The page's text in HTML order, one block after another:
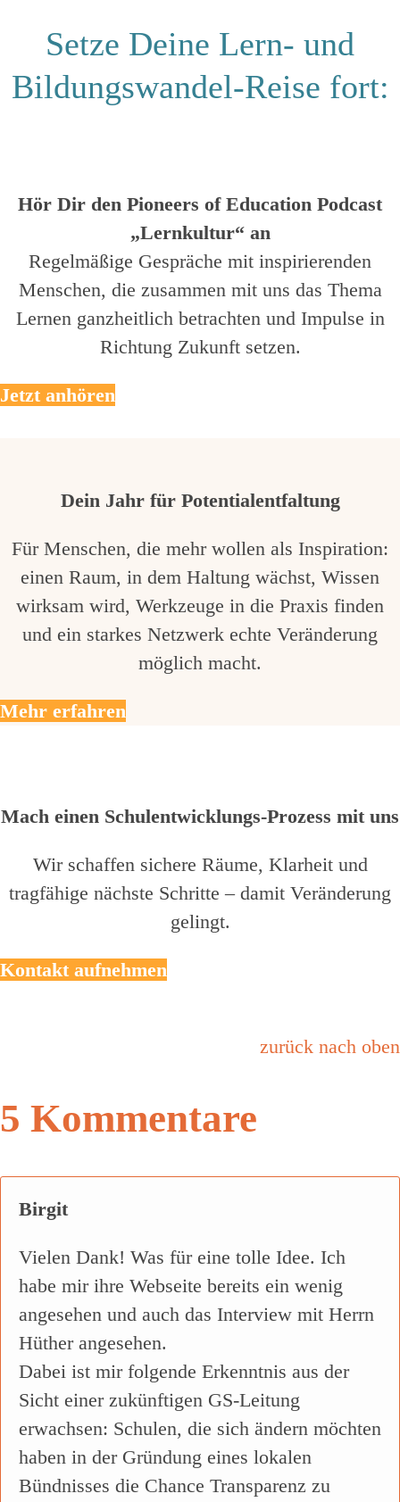
Setze Deine Lern- und
Bildungswandel-Reise fort:
Hör Dir den Pioneers of Education Podcast
„Lernkultur“ an
Regelmäßige Gespräche mit inspirierenden
Menschen, die zusammen mit uns das Thema
Lernen ganzheitlich betrachten und Impulse in
Richtung Zukunft setzen.
Jetzt anhören
Dein Jahr für Potentialentfaltung
Für Menschen, die mehr wollen als Inspiration:
einen Raum, in dem Haltung wächst, Wissen
wirksam wird, Werkzeuge in die Praxis finden
und ein starkes Netzwerk echte Veränderung
möglich macht.
Mehr erfahren
Mach einen Schulentwicklungs-Prozess mit uns
Wir schaffen sichere Räume, Klarheit und
tragfähige nächste Schritte – damit Veränderung
gelingt.
Kontakt aufnehmen
zurück nach oben
5 Kommentare
Birgit
Vielen Dank! Was für eine tolle Idee. Ich
habe mir ihre Webseite bereits ein wenig
angesehen und auch das Interview mit Herrn
Hüther angesehen.
Dabei ist mir folgende Erkenntnis aus der
Sicht einer zukünftigen GS-Leitung
erwachsen: Schulen, die sich ändern möchten
haben in der Gründung eines lokalen
Bündnisses die Chance Transparenz zu